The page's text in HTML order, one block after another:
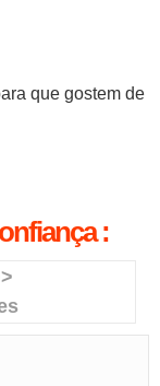
que gostem de
: